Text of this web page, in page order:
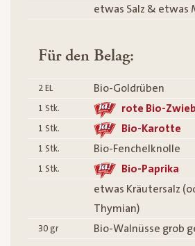
etwas Salz & etwas
Für den Belag:
2 EL Bio-Goldrüben
1 Stk. rote Bio-
1 Stk. Bio-Karotte
1 Stk. Bio-Fenchelknolle
1 Stk.
Bio-Paprika
etwas Kräutersalz
Thymian)
30 gr Bio-Walnüsse grob